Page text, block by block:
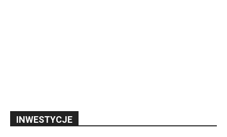
INWESTYCJE